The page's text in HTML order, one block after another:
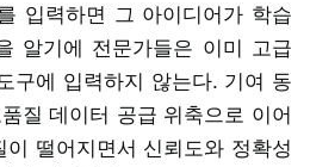
입력하면 그 아이디어가 학습
알기에 전문가들은 이미 고급
구에 입력하지 않는다. 기여 동
질 데이터 공급 위축으로 이어
떨어지면서 신뢰도와 정확성